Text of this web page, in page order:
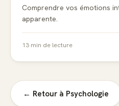
Comprendre vos émotions
apparente.
13 min de lecture
← Retour à Psychologie